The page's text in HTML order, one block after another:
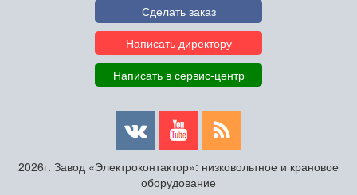
Сделать заказ
Написать директору
Написать в сервис-центр
2026г. Завод «Электроконтактор»: низковольтное и крановое
оборудование